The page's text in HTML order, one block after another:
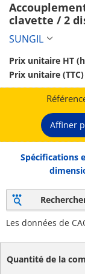
clavette / 2
/ SDWB /
SUNGIL
Prix unitaire HT
Prix unitaire (TTC)
Affiner
Spécifications
Les données de
Quantité de la